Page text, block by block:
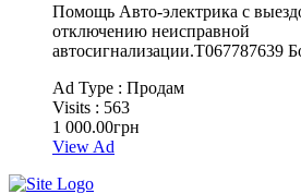
Помощь Авто-электрика с
отключению неисправной
автосигнализации.Т067787639
Ad Type : Продам
Visits : 563
1 000.00грн
View Ad